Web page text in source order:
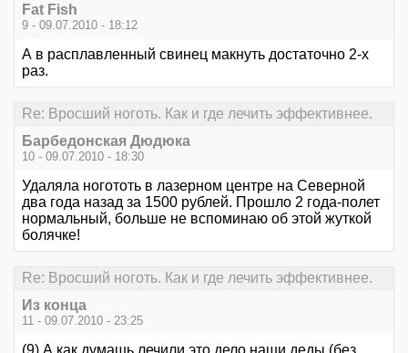
Fat Fish
9 - 09.07.2010 - 18:12
А в расплавленный свинец макнуть достаточно 2-х
раз.
Re: Вросший ноготь. Как и где лечить эффективнее.
Барбедонская Дюдюка
10 - 09.07.2010 - 18:30
Удаляла ногототь в лазерном центре на Северной
два года назад за 1500 рублей. Прошло 2 года-полет
нормальный, больше не вспоминаю об этой жуткой
болячке!
Re: Вросший ноготь. Как и где лечить эффективнее.
Из конца
11 - 09.07.2010 - 23:25